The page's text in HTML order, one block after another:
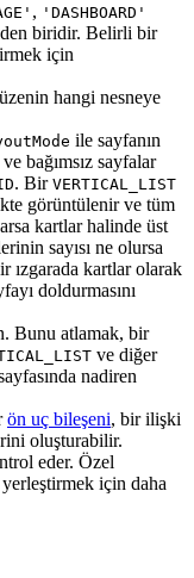
, 'DASHBOARD'
biridir. Belirli bir
için
hangi nesneye
ile sayfanın
bağımsız sayfalar
. Bir VERTICAL_LIST
görüntülenir ve tüm
kartlar halinde üst
sayısı ne olursa
ızgarada kartlar olarak
doldurmasını
Bunu atlamak, bir
ve diğer
nadiren
ön uç bileşeni, bir ilişki
oluşturabilir.
eder. Özel
için daha